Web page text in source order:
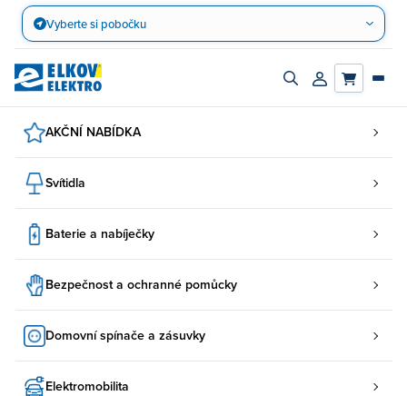
Přejít
obsah
Vyberte si pobočku
Zapnout/vypnout
Přihlásit/
AKČNÍ NABÍDKA
Svítidla
Baterie a nabíječky
Bezpečnost a ochranné pomůcky
Domovní spínače a zásuvky
Elektromobilita